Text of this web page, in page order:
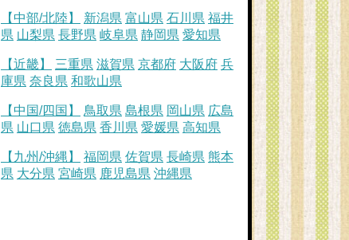
【中部/北陸】 新潟県 富山県 石川県 福井
県 山梨県 長野県 岐阜県 静岡県 愛知県
【近畿】 三重県 滋賀県 京都府 大阪府 兵
庫県 奈良県 和歌山県
【中国/四国】 鳥取県 島根県 岡山県 広島
県 山口県 徳島県 香川県 愛媛県 高知県
【九州/沖縄】 福岡県 佐賀県 長崎県 熊本
県 大分県 宮崎県 鹿児島県 沖縄県